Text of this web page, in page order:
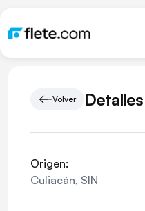
Volver
Origen:
Culiacán, SIN